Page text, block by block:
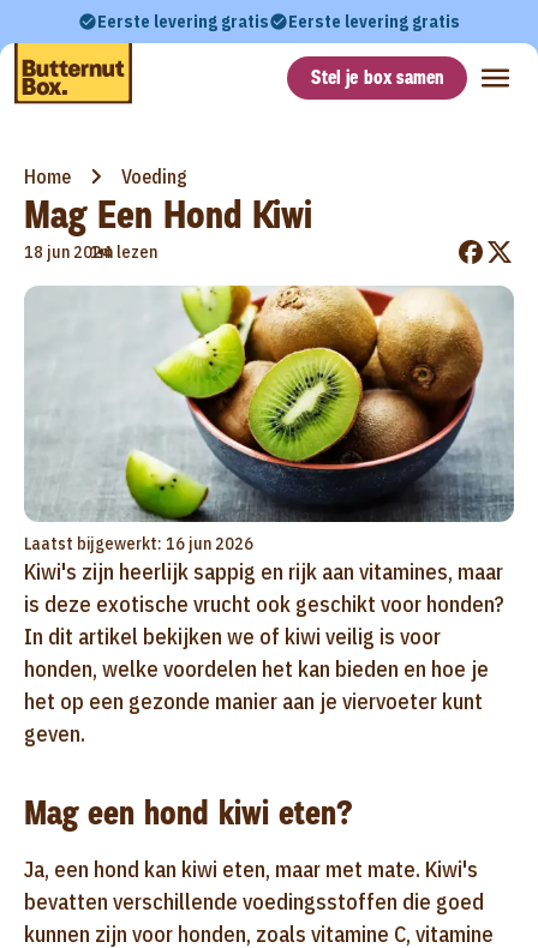
Eerste levering gratis Eerste levering gratis
Stel je box samen
Home Voeding
Mag Een Hond Kiwi
18 jun 2024
•
1m lezen
Laatst bijgewerkt: 16 jun 2026
Kiwi's zijn heerlijk sappig en rijk aan vitamines, maar
is deze exotische vrucht ook geschikt voor honden?
In dit artikel bekijken we of kiwi veilig is voor
honden, welke voordelen het kan bieden en hoe je
het op een gezonde manier aan je viervoeter kunt
geven.
Mag een hond kiwi eten?
Ja, een hond kan kiwi eten, maar met mate. Kiwi's
bevatten verschillende voedingsstoffen die goed
kunnen zijn voor honden, zoals vitamine C, vitamine